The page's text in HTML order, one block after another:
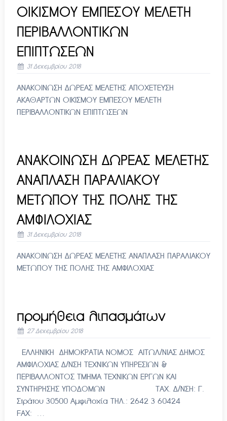
ΟΙΚΙΣΜΟΥ ΕΜΠΕΣΟΥ ΜΕΛΕΤΗ
ΠΕΡΙΒΑΛΛΟΝΤΙΚΩΝ
ΕΠΙΠΤΩΣΕΩΝ
31 Δεκεμβρίου 2018
ΑΝΑΚΟΙΝΩΣΗ ΔΩΡΕΑΣ ΜΕΛΕΤΗΣ ΑΠΟΧΕΤΕΥΣΗ
ΑΚΑΘΑΡΤΩΝ ΟΙΚΙΣΜΟΥ ΕΜΠΕΣΟΥ ΜΕΛΕΤΗ
ΠΕΡΙΒΑΛΛΟΝΤΙΚΩΝ ΕΠΙΠΤΩΣΕΩΝ
ΑΝΑΚΟΙΝΩΣΗ ΔΩΡΕΑΣ ΜΕΛΕΤΗΣ
ΑΝΑΠΛΑΣΗ ΠΑΡΑΛΙΑΚΟΥ
ΜΕΤΩΠΟΥ ΤΗΣ ΠΟΛΗΣ ΤΗΣ
ΑΜΦΙΛΟΧΙΑΣ
31 Δεκεμβρίου 2018
ΑΝΑΚΟΙΝΩΣΗ ΔΩΡΕΑΣ ΜΕΛΕΤΗΣ ΑΝΑΠΛΑΣΗ ΠΑΡΑΛΙΑΚΟΥ
ΜΕΤΩΠΟΥ ΤΗΣ ΠΟΛΗΣ ΤΗΣ ΑΜΦΙΛΟΧΙΑΣ
προμήθεια λιπασμάτων
27 Δεκεμβρίου 2018
ΕΛΛΗΝΙΚΗ ΔΗΜΟΚΡΑΤΙΑ ΝΟΜΟΣ ΑΙΤΩΛ/ΝΙΑΣ ΔΗΜΟΣ
ΑΜΦΙΛΟΧΙΑΣ Δ/ΝΣΗ ΤΕΧΝΙΚΩΝ ΥΠΗΡΕΣΙΩΝ &
ΠΕΡΙΒΑΛΛΟΝΤΟΣ ΤΜΗΜΑ ΤΕΧΝΙΚΩΝ ΕΡΓΩΝ ΚΑΙ
ΣΥΝΤΗΡΗΣΗΣ ΥΠΟΔΟΜΩΝ ΤΑΧ. Δ/ΝΣΗ: Γ.
Στράτου 30500 Αμφιλοχία ΤΗΛ.: 2642 3 60424
FAX: …